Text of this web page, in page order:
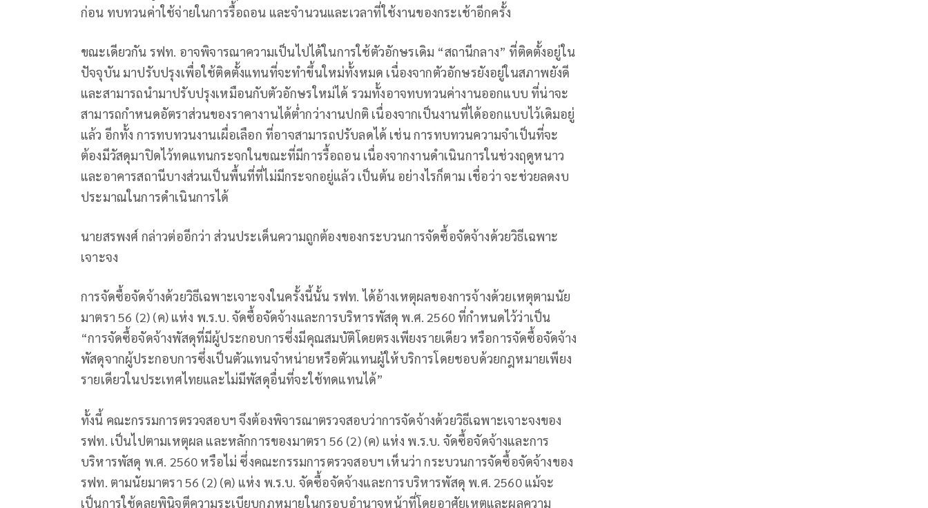
ก่อน ทบทวนค่าใช้จ่ายในการรื้อถอน และจำนวนและเวลาที่ใช้งานของกระเช้าอีกครั้ง
ขณะเดียวกัน รฟท. อาจพิจารณาความเป็นไปได้ในการใช้ตัวอักษรเดิม “สถานีกลาง” ที่ติดตั้งอยู่ใน
ปัจจุบัน มาปรับปรุงเพื่อใช้ติดตั้งแทนที่จะทำขึ้นใหม่ทั้งหมด เนื่องจากตัวอักษรยังอยู่ในสภาพยังดี
และสามารถนำมาปรับปรุงเหมือนกับตัวอักษรใหม่ได้ รวมทั้งอาจทบทวนค่างานออกแบบ ที่น่าจะ
สามารถกำหนดอัตราส่วนของราคางานได้ต่ำกว่างานปกติ เนื่องจากเป็นงานที่ได้ออกแบบไว้เดิมอยู่
แล้ว อีกทั้ง การทบทวนงานเผื่อเลือก ที่อาจสามารถปรับลดได้ เช่น การทบทวนความจำเป็นที่จะ
ต้องมีวัสดุมาปิดไว้ทดแทนกระจกในขณะที่มีการรื้อถอน เนื่องจากงานดำเนินการในช่วงฤดูหนาว
และอาคารสถานีบางส่วนเป็นพื้นที่ที่ไม่มีกระจกอยู่แล้ว เป็นต้น อย่างไรก็ตาม เชื่อว่า จะช่วยลดงบ
ประมาณในการดำเนินการได้
นายสรพงศ์ กล่าวต่ออีกว่า ส่วนประเด็นความถูกต้องของกระบวนการจัดซื้อจัดจ้างด้วยวิธีเฉพาะ
เจาะจง
การจัดซื้อจัดจ้างด้วยวิธีเฉพาะเจาะจงในครั้งนี้นั้น รฟท. ได้อ้างเหตุผลของการจ้างด้วยเหตุตามนัย
มาตรา 56 (2) (ค) แห่ง พ.ร.บ. จัดซื้อจัดจ้างและการบริหารพัสดุ พ.ศ. 2560 ที่กำหนดไว้ว่าเป็น
“การจัดซื้อจัดจ้างพัสดุที่มีผู้ประกอบการซึ่งมีคุณสมบัติโดยตรงเพียงรายเดียว หรือการจัดซื้อจัดจ้าง
พัสดุจากผู้ประกอบการซึ่งเป็นตัวแทนจำหน่ายหรือตัวแทนผู้ให้บริการโดยชอบด้วยกฎหมายเพียง
รายเดียวในประเทศไทยและไม่มีพัสดุอื่นที่จะใช้ทดแทนได้”
ทั้งนี้ คณะกรรมการตรวจสอบฯ จึงต้องพิจารณาตรวจสอบว่าการจัดจ้างด้วยวิธีเฉพาะเจาะจงของ
รฟท. เป็นไปตามเหตุผล และหลักการของมาตรา 56 (2) (ค) แห่ง พ.ร.บ. จัดซื้อจัดจ้างและการ
บริหารพัสดุ พ.ศ. 2560 หรือไม่ ซึ่งคณะกรรมการตรวจสอบฯ เห็นว่า กระบวนการจัดซื้อจัดจ้างของ
รฟท. ตามนัยมาตรา 56 (2) (ค) แห่ง พ.ร.บ. จัดซื้อจัดจ้างและการบริหารพัสดุ พ.ศ. 2560 แม้จะ
เป็นการใช้ดุลยพินิจตีความระเบียบกฎหมายในกรอบอำนาจหน้าที่โดยอาศัยเหตุและผลความ